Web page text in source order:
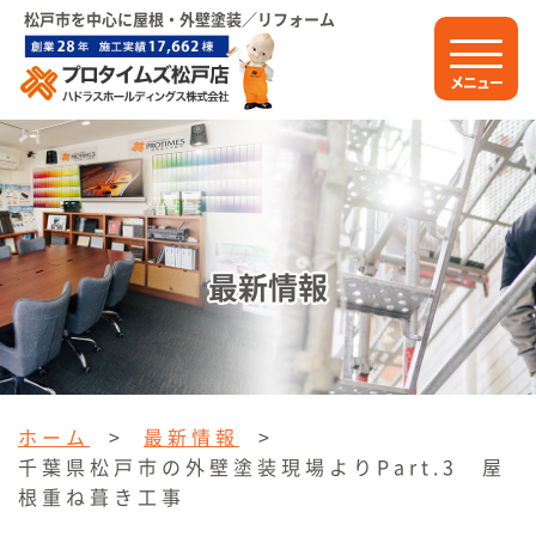
松戸市を中心に屋根・外壁塗装／リフォーム
メニュー
最新情報
ホーム > 最新情報
>
千葉県松戸市の外壁塗装現場よりPart.3 屋
根重ね葺き工事